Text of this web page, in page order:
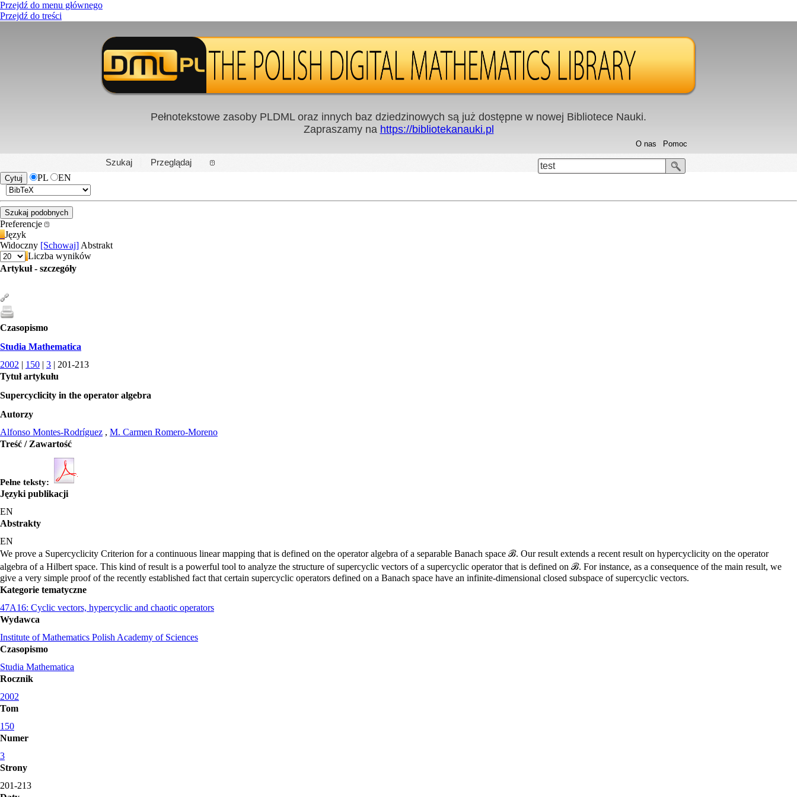
Przejdź do menu głównego
Przejdź do treści
PL|EN
Pełnotekstowe zasoby PLDML oraz innych baz dziedzinowych są już dostępne w nowej Bibliotece Nauki.
Zapraszamy na https://bibliotekanauki.pl
Szukaj Przeglądaj
Pomoc
O nas
test
PL
EN
Preferencje
Język
Widoczny [Schowaj] Abstrakt
Liczba wyników
Artykuł - szczegóły
Czasopismo
Studia Mathematica
2002 | 150 | 3 | 201-213
Tytuł artykułu
Supercyclicity in the operator algebra
Autorzy
Alfonso Montes-Rodríguez , M. Carmen Romero-Moreno
Treść / Zawartość
Pełne teksty:
Języki publikacji
EN
Abstrakty
EN
We prove a Supercyclicity Criterion for a continuous linear mapping that is defined on the operator algebra of a separable Banach space ℬ. Our result extends a recent result on hypercyclicity on the operator
algebra of a Hilbert space. This kind of result is a powerful tool to analyze the structure of supercyclic vectors of a supercyclic operator that is defined on ℬ. For instance, as a consequence of the main result, we
give a very simple proof of the recently established fact that certain supercyclic operators defined on a Banach space have an infinite-dimensional closed subspace of supercyclic vectors.
Kategorie tematyczne
47A16: Cyclic vectors, hypercyclic and chaotic operators
Wydawca
Institute of Mathematics Polish Academy of Sciences
Czasopismo
Studia Mathematica
Rocznik
2002
Tom
150
Numer
3
Strony
201-213